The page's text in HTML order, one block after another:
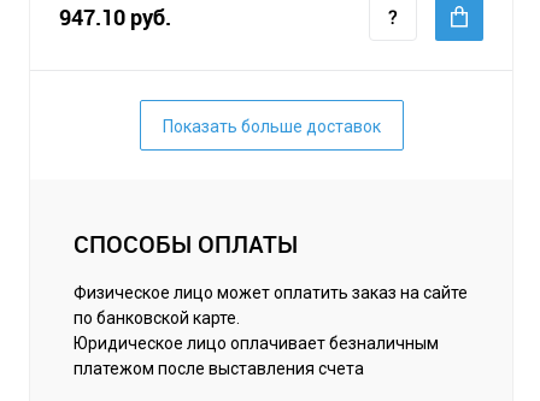
947.10 руб.
Показать больше доставок
СПОСОБЫ ОПЛАТЫ
Физическое лицо может оплатить заказ на сайте
по банковской карте.
Юридическое лицо оплачивает безналичным
платежом после выставления счета